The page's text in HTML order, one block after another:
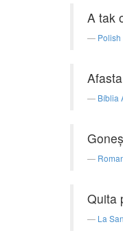
A tak
Bíblia
Quita
La